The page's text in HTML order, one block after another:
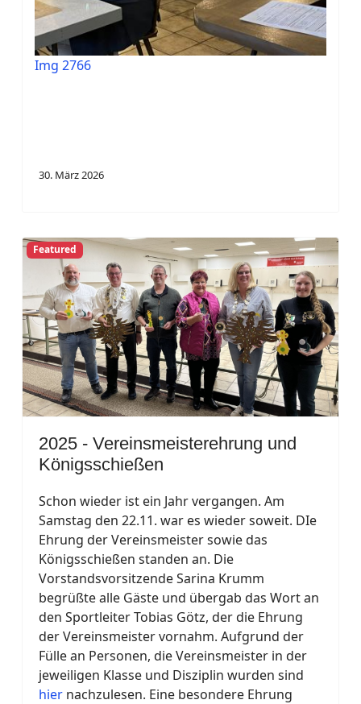
Img 2766
30. März 2026
Featured
2025 - Vereinsmeisterehrung und
Königsschießen
Schon wieder ist ein Jahr vergangen. Am
Samstag den 22.11. war es wieder soweit. DIe
Ehrung der Vereinsmeister sowie das
Königsschießen standen an. Die
Vorstandsvorsitzende Sarina Krumm
begrüßte alle Gäste und übergab das Wort an
den Sportleiter Tobias Götz, der die Ehrung
der Vereinsmeister vornahm. Aufgrund der
Fülle an Personen, die Vereinsmeister in der
jeweiligen Klasse und Disziplin wurden sind
hier nachzulesen. Eine besondere Ehrung